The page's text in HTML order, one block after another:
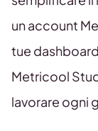
un account
tue
Metricool
lavorare ogni